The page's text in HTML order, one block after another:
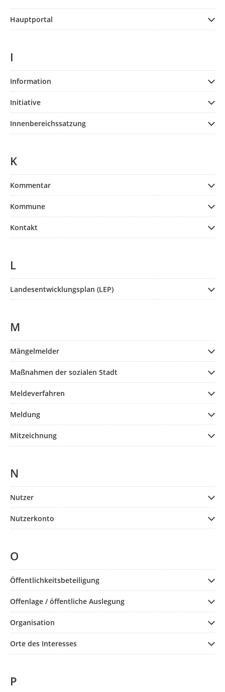
Hauptportal
I
Information
Initiative
Innenbereichssatzung
K
Kommentar
Kommune
Kontakt
L
Landesentwicklungsplan (LEP)
M
Mängelmelder
Maßnahmen der sozialen Stadt
Meldeverfahren
Meldung
Mitzeichnung
N
Nutzer
Nutzerkonto
O
Öffentlichkeitsbeteiligung
Offenlage / öffentliche Auslegung
Organisation
Orte des Interesses
P